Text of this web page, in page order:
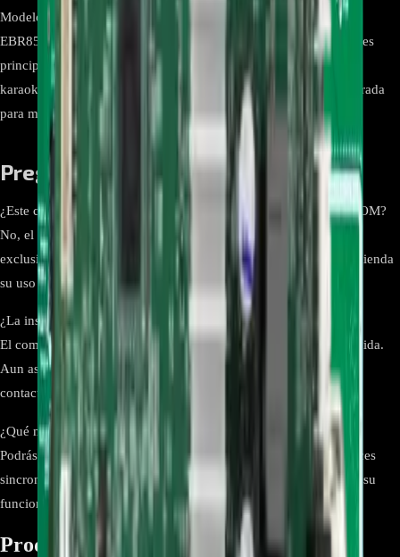
Modelo compatible LG XBOOM OK55 Código de Producto
EBR85801114 Código de Opción OK55-NB.DCOLLLB Funciones
principales Control de efectos de DJ, iluminación sincronizada,
karaoke y conectividad Bluetooth Características adicionales Entrada
para micrófono, sonido potente y envolvente Marca LG
Preguntas frecuentes
¿Este componente es compatible con otros modelos de LG XBOOM?
No, el EBR85801114 OK55-NB.DCOLLLB está diseñado
exclusivamente para el modelo LG XBOOM OK55. No se recomienda
su uso en otros modelos.
¿La instalación requiere conocimientos técnicos?
El componente ha sido diseñado para facilitar una instalación rápida.
Aun así, si no tienes experiencia en electrónica, es aconsejable
contactar con un técnico especializado.
¿Qué mejoras obtengo al reemplazar esta pieza?
Podrás disfrutar nuevamente de las funciones de DJ, karaoke, luces
sincronizadas y conectividad Bluetooth, restaurando el sistema a su
funcionamiento óptimo.
Productos relacionados